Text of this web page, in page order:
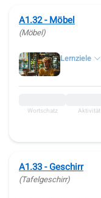
A1.32 - Möbel
(Möbel)
Lernziele
Wortschatz Aktivität
A1.33 - Geschirr
(Tafelgeschirr)